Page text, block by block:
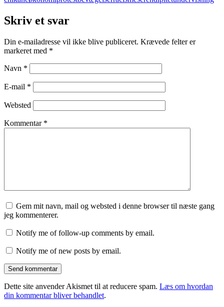
Skriv et svar
Din e-mailadresse vil ikke blive publiceret. Krævede felter er
markeret med *
Navn *
E-mail *
Websted
Kommentar *
Gem mit navn, mail og websted i denne browser til næste gang
jeg kommenterer.
Notify me of follow-up comments by email.
Notify me of new posts by email.
Dette site anvender Akismet til at reducere spam. Læs om hvordan
din kommentar bliver behandlet.